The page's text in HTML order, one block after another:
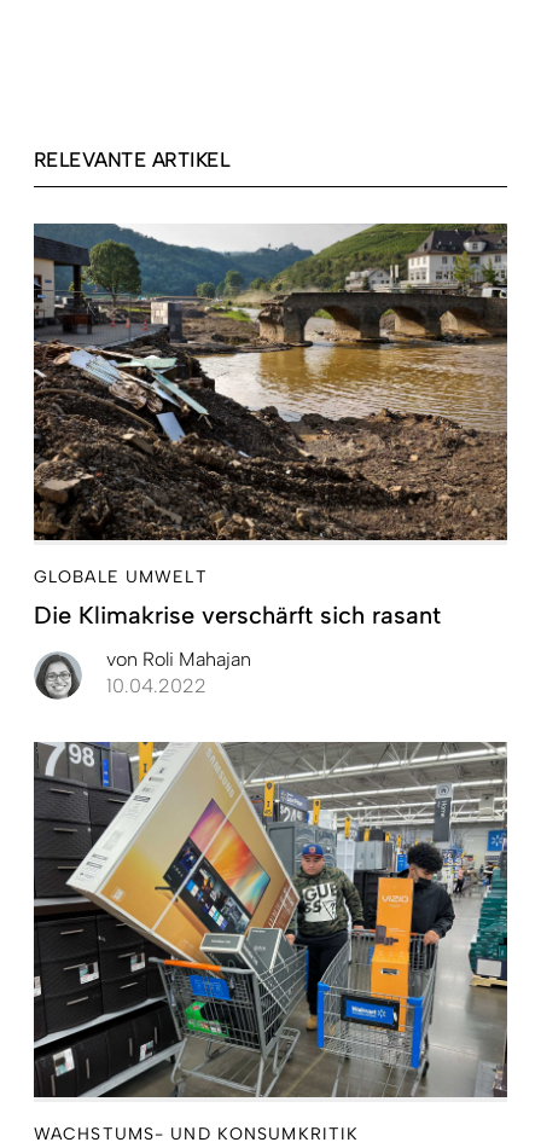
RELEVANTE ARTIKEL
GLOBALE UMWELT
Die Klimakrise verschärft sich rasant
von Roli Mahajan
10.04.2022
WACHSTUMS- UND KONSUMKRITIK